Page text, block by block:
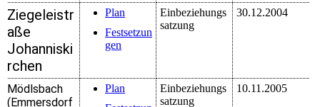
Ziegeleistr
aße
Johanniski
rchen
Plan
Festsetzun
gen
Einbeziehungs
satzung
30.12.2004
Mödlsbach
(Emmersdorf
Plan
Einbeziehungs
satzung
10.11.2005